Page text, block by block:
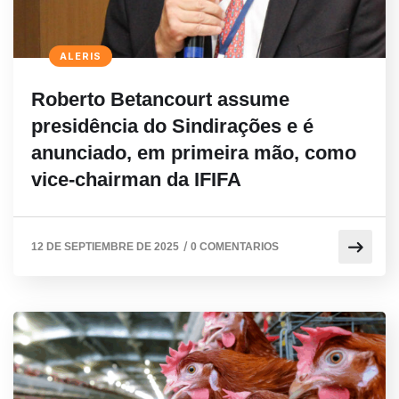
ALERIS
Roberto Betancourt assume
presidência do Sindirações e é
anunciado, em primeira mão, como
vice-chairman da IFIFA
12 DE SEPTIEMBRE DE 2025 / 0 COMENTARIOS